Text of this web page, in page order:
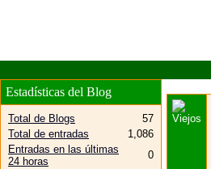
Estadísticas del Blog
Total de Blogs
57
Total de entradas
1,086
Entradas en las últimas
24 horas
0